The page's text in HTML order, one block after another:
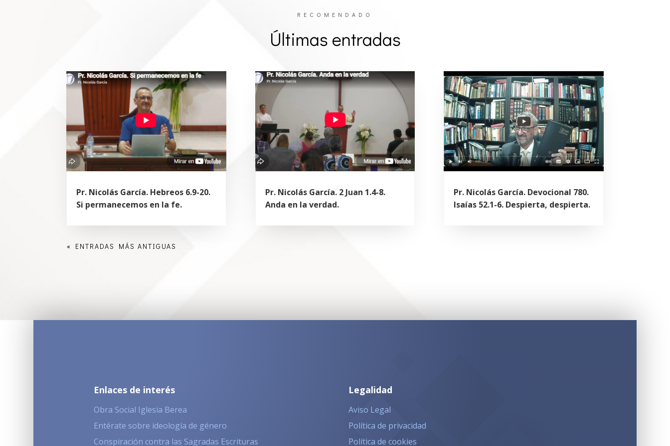
RECOMENDADO
Últimas entradas
Pr. Nicolás García. Hebreos 6.9-20.
Si permanecemos en la fe.
Pr. Nicolás García. 2 Juan 1.4-8.
Anda en la verdad.
Pr. Nicolás García. Devocional 780.
Isaías 52.1-6. Despierta, despierta.
« ENTRADAS MÁS ANTIGUAS
Enlaces de interés
Obra Social Iglesia Berea
Entérate sobre ideología de género
Conspiración contra las Sagradas Escrituras
Legalidad
Aviso Legal
Política de privacidad
Política de cookies